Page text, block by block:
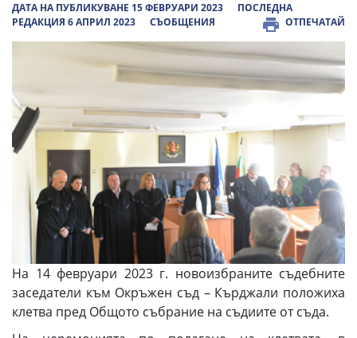
ДАТА НА ПУБЛИКУВАНЕ 15 ФЕВРУАРИ 2023
ПОСЛЕДНА
РЕДАКЦИЯ 6 АПРИЛ 2023
СЪОБЩЕНИЯ ОТПЕЧАТАЙ
На 14 февруари 2023 г. новоизбраните съдебните
заседатели към Окръжен съд – Кърджали положиха
клетва пред Общото събрание на съдиите от съда.